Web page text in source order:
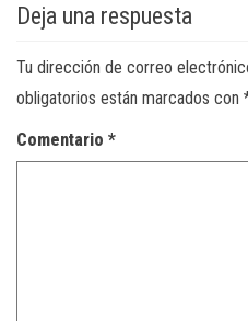
Deja una respuesta
Tu dirección de correo
obligatorios están marcados con
Comentario *